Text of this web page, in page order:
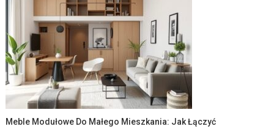
Meble Modułowe Do Małego Mieszkania: Jak Łączyć